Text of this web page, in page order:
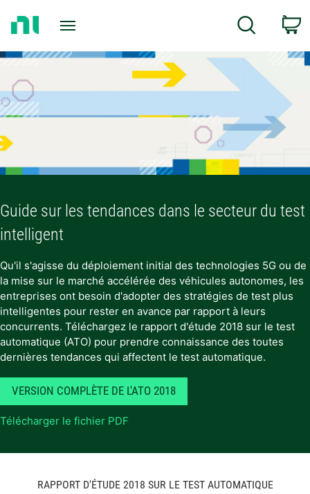
page
Guide sur les tendances dans le secteur du test
intelligent
Qu'il s'agisse du déploiement initial des technologies 5G ou de
la mise sur le marché accélérée des véhicules autonomes, les
entreprises ont besoin d'adopter des stratégies de test plus
intelligentes pour rester en avance par rapport à leurs
concurrents. Téléchargez le rapport d'étude 2018 sur le test
automatique (ATO) pour prendre connaissance des toutes
dernières tendances qui affectent le test automatique.
VERSION COMPLÈTE DE L'ATO 2018
Télécharger le fichier PDF
RAPPORT D'ÉTUDE 2018 SUR LE TEST AUTOMATIQUE